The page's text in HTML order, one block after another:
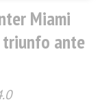
Miami
triunfo ante